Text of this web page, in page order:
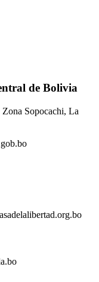
de Bolivia
Sopocachi, La